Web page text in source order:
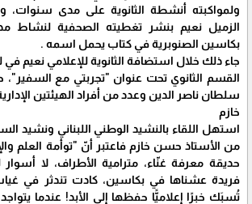
ولمواكبته أنشطة الثانوية على مدى سنوات،
الزميل نعيم بنشر تغطيته الصحفية لنشاط
بكاسين الصنوبرية في كتاب يحمل اسمه .
جاء ذلك خلال استضافة الثانوية للإعلامي نعيم
القسم الثانوي تحت عنوان "تجربتي مع السفير"،
سلطان ناصر الدين وعدد من أفراد الهيئتين
خازم
استهل اللقاء بالنشيد الوطني اللبناني ونشيد
من الأستاذ حسن خازم فاعتبر أنّ "توأمة العلم
حديقة معرفة غنّاء، مترامية الأطراف، لا
فريدة عشناها في بكاسين، كادت تندثر في غياب
تُسبَك خبرًا إعلاميًّا حفظها إلى الأبد! عندما